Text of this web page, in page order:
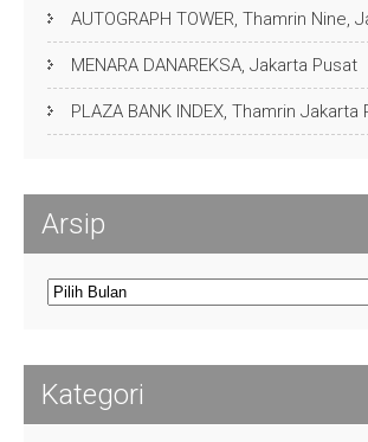
AUTOGRAPH TOWER, Thamrin Nine,
MENARA DANAREKSA, Jakarta Pusat
PLAZA BANK INDEX, Thamrin Jakarta
Arsip
Arsip
Kategori